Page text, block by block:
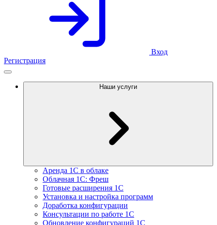
Вход
Регистрация
Наши услуги
Аренда 1С в облаке
Облачная 1С: Фреш
Готовые расширения 1С
Установка и настройка программ
Доработка конфигурации
Консультации по работе 1С
Обновление конфигураций 1С